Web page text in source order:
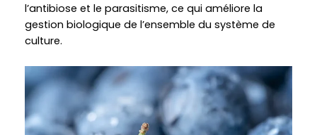
l’antibiose et le parasitisme, ce qui améliore la
gestion biologique de l’ensemble du système de
culture.